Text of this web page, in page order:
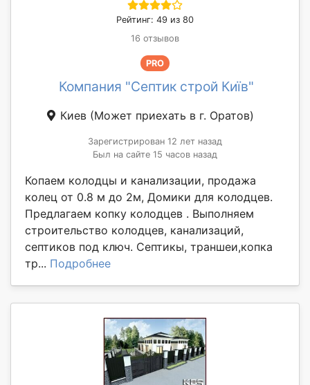
Рейтинг: 49 из 80
16 отзывов
PRO
Компания "Септик строй Київ"
Киев (Может приехать в г. Оратов)
Зарегистрирован 12 лет назад
Был на сайте 15 часов назад
Копаем колодцы и канализации, продажа
колец от 0.8 м до 2м, Домики для колодцев.
Предлагаем копку колодцев . Выполняем
строительство колодцев, канализаций,
септиков под ключ. Септикы, траншеи,копка
тр... Подробнее